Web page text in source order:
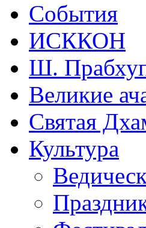
События
ИСККОН
Ш.
Великие
Святая
Культура